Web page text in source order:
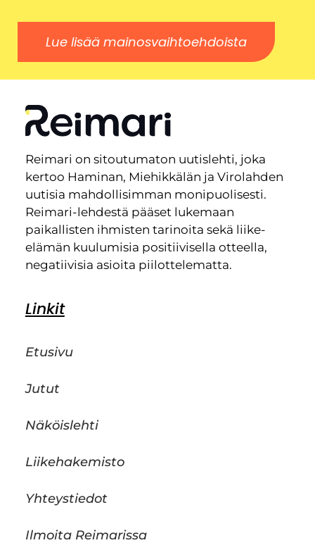
Lue lisää mainosvaihtoehdoista
Reimari on sitoutumaton uutislehti, joka
kertoo Haminan, Miehikkälän ja Virolahden
uutisia mahdollisimman monipuolisesti.
Reimari-lehdestä pääset lukemaan
paikallisten ihmisten tarinoita sekä liike-
elämän kuulumisia positiivisella otteella,
negatiivisia asioita piilottelematta.
Linkit
Etusivu
Jutut
Näköislehti
Liikehakemisto
Yhteystiedot
Ilmoita Reimarissa